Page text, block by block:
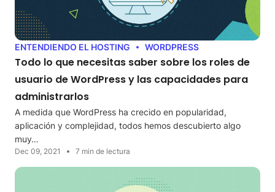
ENTENDIENDO EL HOSTING WORDPRESS
Todo lo que necesitas saber sobre los roles de
usuario de WordPress y las capacidades para
administrarlos
A medida que WordPress ha crecido en popularidad,
aplicación y complejidad, todos hemos descubierto algo
muy…
Dec 09, 2021 7 min de lectura